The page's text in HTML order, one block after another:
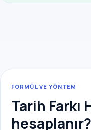
FORMÜL VE YÖNTEM
Tarih Farkı
hesaplanır?